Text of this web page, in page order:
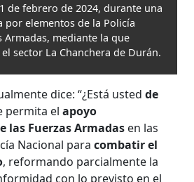
de febrero de 2024, durante una
por elementos de la Policía
Armadas, mediante la que
sector La Chanchera de Durán.
dice: “¿Está usted de
permita el apoyo
las Fuerzas Armadas en las
Nacional para combatir el
, reformando parcialmente la
con lo previsto en el